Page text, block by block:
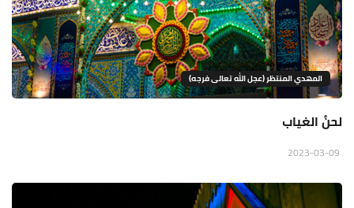
المهدي المنتظر (عجل الله تعالى فرجه)
لحنُ الغياب